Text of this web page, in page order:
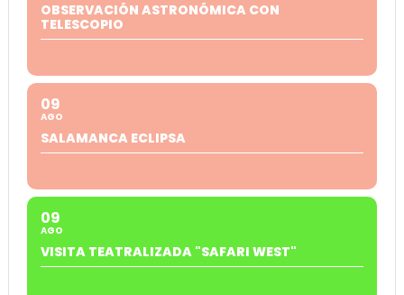
OBSERVACIÓN ASTRONÓMICA CON
TELESCOPIO
09
AGO
SALAMANCA ECLIPSA
09
AGO
VISITA TEATRALIZADA "SAFARI WEST"